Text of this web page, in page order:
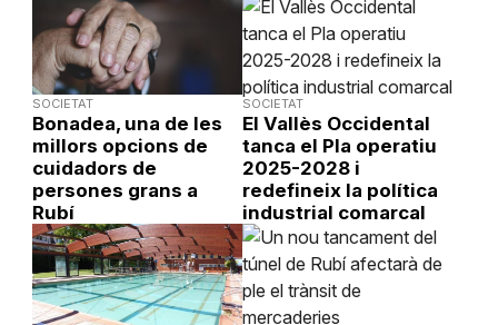
SOCIETAT
Bonadea, una de les
millors opcions de
cuidadors de
persones grans a
Rubí
SOCIETAT
El Vallès Occidental
tanca el Pla operatiu
2025-2028 i
redefineix la política
industrial comarcal